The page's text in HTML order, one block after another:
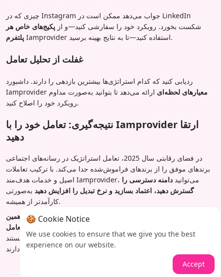
چیزی که در Instagram جواب می‌دهد ممکن است در LinkedIn
شکست بخورد. رویکرد خود را سفارشی کنید—و از پکیج‌های خاص هر
پلتفرم
Iamprovider استفاده کنید—تا به نتایج بهینه برسید.
غفلت از تحلیل تعامل
ردیابی کنید که کدام استراتژی‌ها بیشترین بازدهی را دارند. داشبورد
Iamprovider
معیارهای لحظه‌ای ارائه می‌دهد تا بتوانید به‌صورت مداوم
رویکرد خود را اصلاح کنید.
نتیجه‌گیری: تعامل خود را با Iamprovider ارتقا
دهید
در فضای رقابتی سال 2025، تعامل استراتژیک در رسانه‌های اجتماعی
برندهای موفق را از برندهای فراموش‌شده جدا می‌کند. با ترکیب تعاملات
اصیل و خدمات هدف‌مند Iamprovider، می‌توانید دامنه دسترسی را
گسترش دهید، اعتماد بسازید و نرخ تبدیل را افزایش دهید به‌صورتی
کارآمدتر از همیشه.
آماده هستید حضور خود در رسانه‌های اجتماعی را متحول کنید؟
همین
ساعت نتایج قابل‌اندازه‌گیری را مشاهده کنید. مخاطبان شما منتظر هستند
🍪 Cookie Notice
We use cookies to ensure that we give you the best
experience on our website.
Accept